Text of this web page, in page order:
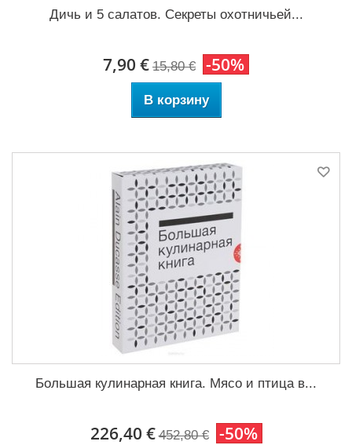
Дичь и 5 салатов. Секреты охотничьей...
7,90 € 15,80 € -50%
В корзину
Большая кулинарная книга. Мясо и птица в...
226,40 € 452,80 € -50%